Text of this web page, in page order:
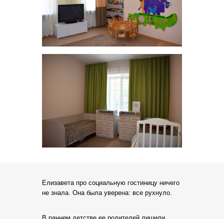
Елизавета про социальную гостиницу ничего
не знала. Она была уверена: все рухнуло.